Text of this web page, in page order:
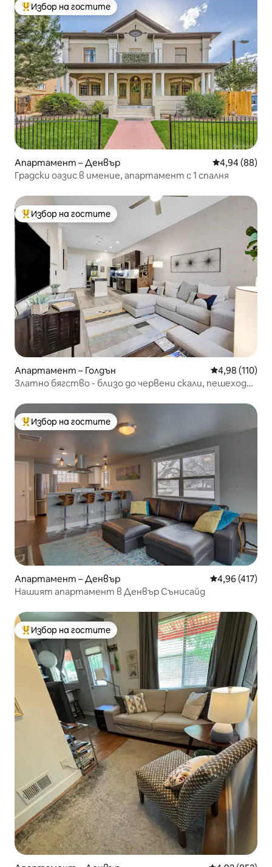
Най-популярен избор на гостите
Избор на гостите
Апартамент – Денвър Средна
4,94 (88)
Градски оазис в имение, апартамент с 1 спалня
Най-популярен избор на гостите
Избор на гостите
Апартамент – Голдън Средна
4,98 (110)
Златно бягство - близо до червени скали, пешеходен
Най-популярен избор на гостите
Избор на гостите
Апартамент – Денвър Средна
4,96 (417)
Нашият апартамент в Денвър Сънисайд
Най-популярен избор на гостите
Избор на гостите